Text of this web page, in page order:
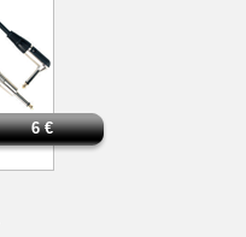
6€